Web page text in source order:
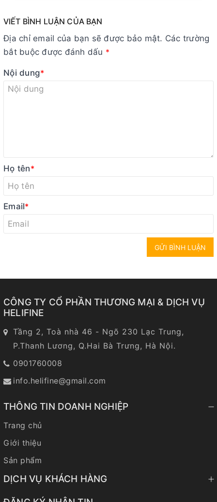
VIẾT BÌNH LUẬN CỦA BẠN
Địa chỉ email của bạn sẽ được bảo mật. Các trường
bắt buộc được đánh dấu *
Nội dung*
Họ tên*
Email*
GỬI BÌNH LUẬN
CÔNG TY CỔ PHẦN THƯƠNG MẠI & DỊCH VỤ
HELIFINE
Tầng 2, Toà nhà 46 - Ngõ 230 Lạc Trung,
P.Thanh Lương, Q.Hai Bà Trưng, Hà Nội.
0901760008
info.helifine@gmail.com
THÔNG TIN DOANH NGHIỆP
Trang chủ
Giới thiệu
Sản phẩm
DỊCH VỤ KHÁCH HÀNG